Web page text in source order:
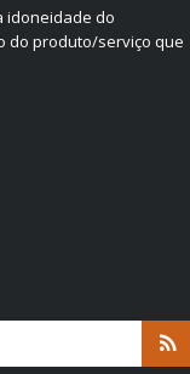
idoneidade do
do produto/serviço que